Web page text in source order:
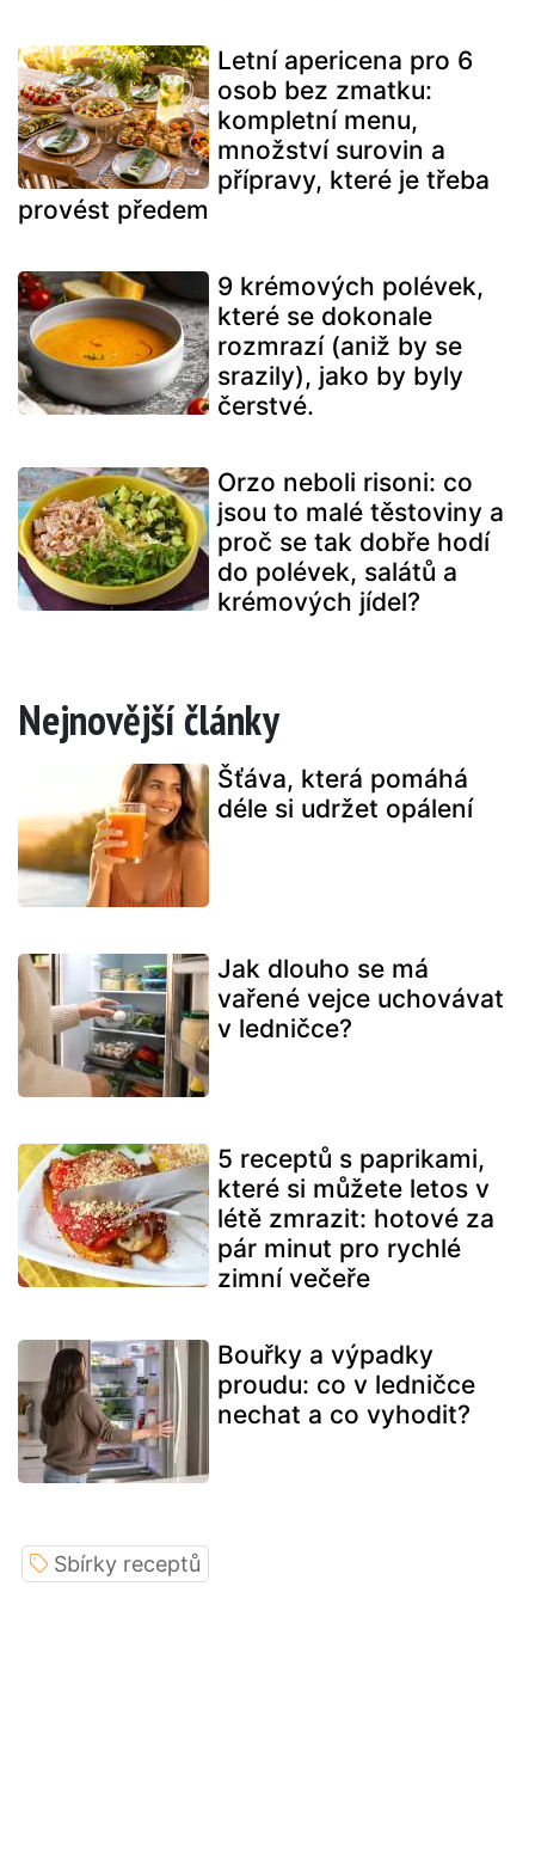
Letní apericena pro 6
osob bez zmatku:
kompletní menu,
množství surovin a
přípravy, které je třeba
provést předem
9 krémových polévek,
které se dokonale
rozmrazí (aniž by se
srazily), jako by byly
čerstvé.
Orzo neboli risoni: co
jsou to malé těstoviny a
proč se tak dobře hodí
do polévek, salátů a
krémových jídel?
Nejnovější články
Šťáva, která pomáhá
déle si udržet opálení
Jak dlouho se má
vařené vejce uchovávat
v ledničce?
5 receptů s paprikami,
které si můžete letos v
létě zmrazit: hotové za
pár minut pro rychlé
zimní večeře
Bouřky a výpadky
proudu: co v ledničce
nechat a co vyhodit?
Sbírky receptů